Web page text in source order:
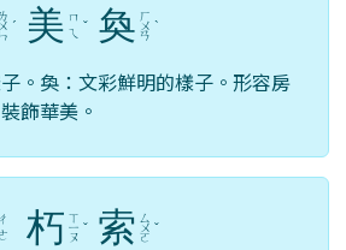
ㄌ
ㄨ ˊ 美 ㄇ
ㄟ ˇ 奐 ㄏ
ㄨ
ㄢ
ˋ
。奐：文彩鮮明的樣子。形容房
飾華美。
ㄔ
朽 ㄒ
ㄧ
ㄡ
ˇ 索 ㄙ
ㄨ
ㄛ
ˇ